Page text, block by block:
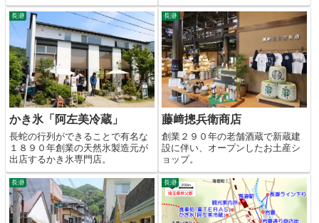
長瀞
かき氷「阿左美冷蔵」
長蛇の行列ができることで有名な
１８９０年創業の天然氷製造元が
出店するかき氷専門店。
長瀞
藤﨑摠兵衛商店
創業２９０年の老舗酒蔵で新蔵建
設に伴い、オープンしたお土産シ
ョップ。
長瀞 長瀞